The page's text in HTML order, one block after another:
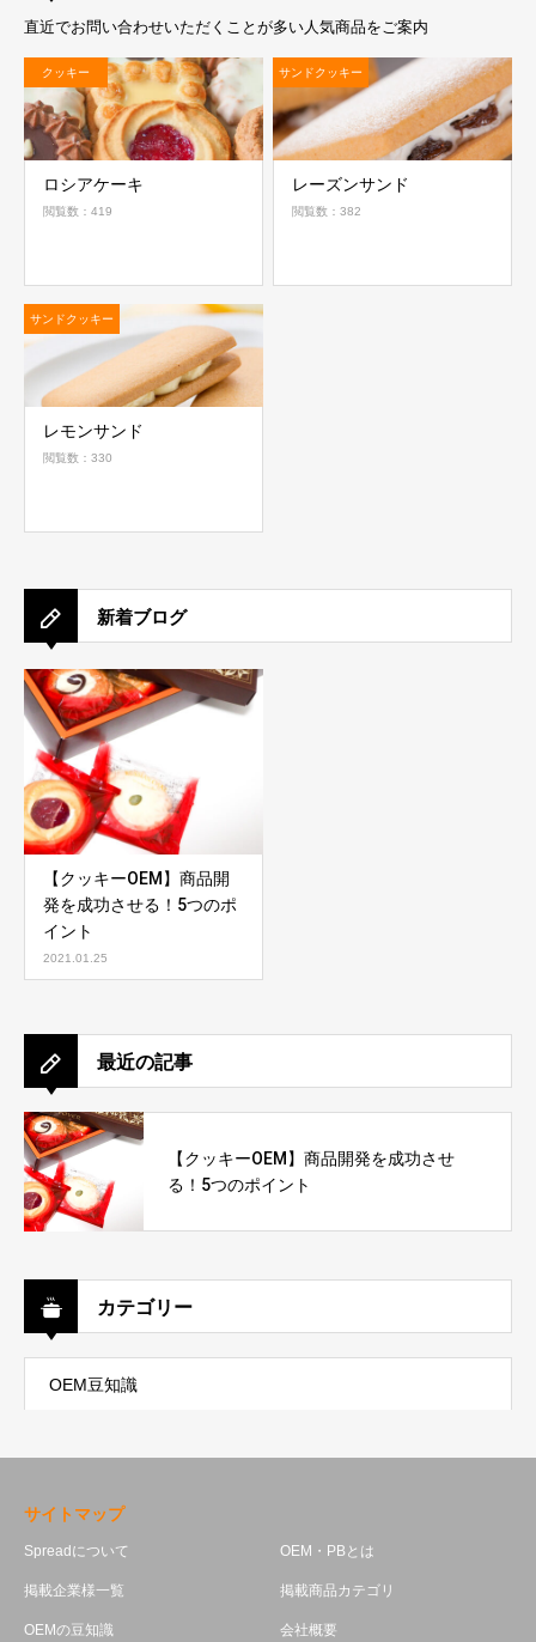
直近でお問い合わせいただくことが多い人気商品をご案内
クッキー
ロシアケーキ
閲覧数：419
サンドクッキー
レーズンサンド
閲覧数：382
サンドクッキー
レモンサンド
閲覧数：330
新着ブログ
【クッキーOEM】商品開
発を成功させる！5つのポ
イント
2021.01.25
最近の記事
【クッキーOEM】商品開発を成功させ
る！5つのポイント
カテゴリー
OEM豆知識
サイトマップ
Spreadについて OEM・PBとは
掲載企業様一覧 掲載商品カテゴリ
OEMの豆知識 会社概要